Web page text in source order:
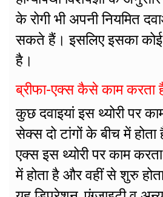
के रोगी भी अपनी नियमित
सकते हैं। इसलिए इसका
है।
ब्रीफा-एक्स कैसे काम करता
कुछ दवाइयां इस थ्योरी पर
सेक्स दो टांगों के बीच में
एक्स इस थ्योरी पर काम
में होता है और वहीं से शुरु